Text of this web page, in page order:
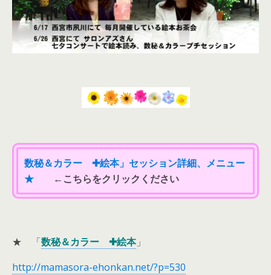
数秘＆カラー ✚絵本」セッション詳細、メニュー
★
←こちらをクリックください
★ 「数秘＆カラー ✚絵本」
http://mamasora-ehonkan.net/?p=530